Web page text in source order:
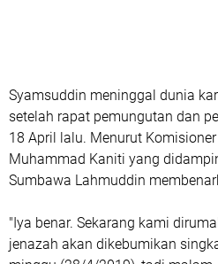
Syamsuddin meninggal dunia
setelah rapat pemungutan dan
18 April lalu. Menurut
Muhammad Kaniti yang
Sumbawa Lahmuddin
"Iya benar. Sekarang kami
jenazah akan dikebumikan